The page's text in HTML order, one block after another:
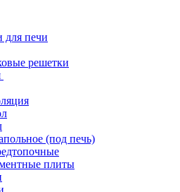
для печи
решетки
(под печь)
плиты